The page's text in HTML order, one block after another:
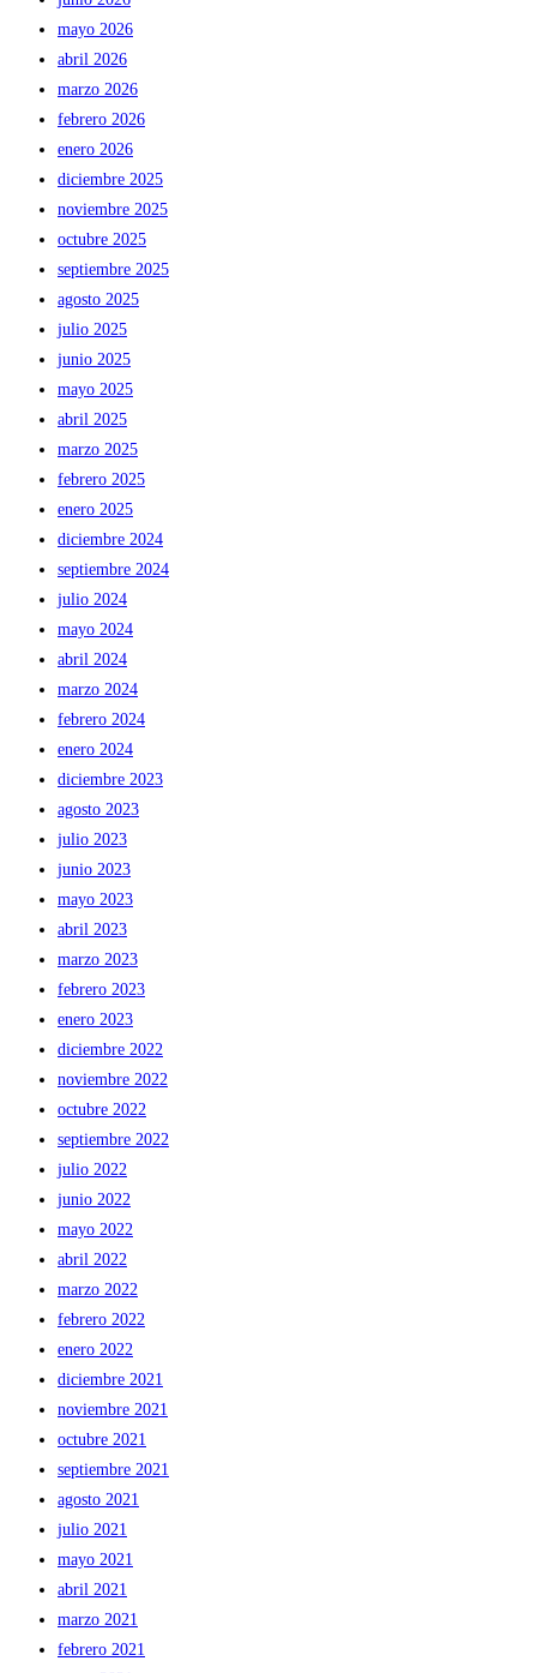
mayo 2026
abril 2026
marzo 2026
febrero 2026
enero 2026
diciembre 2025
noviembre 2025
octubre 2025
septiembre 2025
agosto 2025
julio 2025
junio 2025
mayo 2025
abril 2025
marzo 2025
febrero 2025
enero 2025
diciembre 2024
septiembre 2024
julio 2024
mayo 2024
abril 2024
marzo 2024
febrero 2024
enero 2024
diciembre 2023
agosto 2023
julio 2023
junio 2023
mayo 2023
abril 2023
marzo 2023
febrero 2023
enero 2023
diciembre 2022
noviembre 2022
octubre 2022
septiembre 2022
julio 2022
junio 2022
mayo 2022
abril 2022
marzo 2022
febrero 2022
enero 2022
diciembre 2021
noviembre 2021
octubre 2021
septiembre 2021
agosto 2021
julio 2021
mayo 2021
abril 2021
marzo 2021
febrero 2021